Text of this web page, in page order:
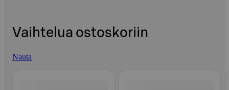
Vaihtelua ostoskoriin
Nauta